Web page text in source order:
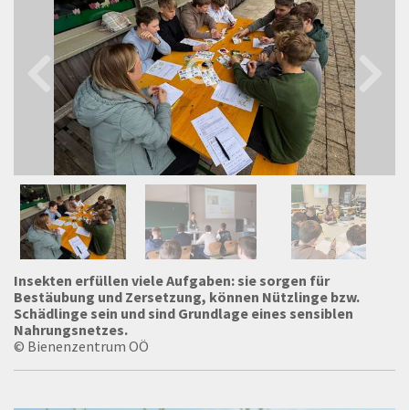
Insekten erfüllen viele Aufgaben: sie sorgen für
Bestäubung und Zersetzung, können Nützlinge bzw.
Schädlinge sein und sind Grundlage eines sensiblen
Nahrungsnetzes.
© Bienenzentrum OÖ